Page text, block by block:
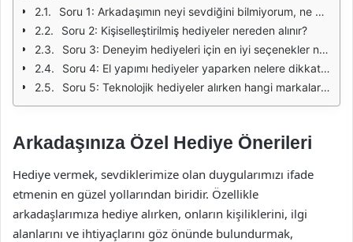
Soru 1: Arkadaşımın neyi sevdiğini bilmiyorum, ne yapmalıyım?
Soru 2: Kişiselleştirilmiş hediyeler nereden alınır?
Soru 3: Deneyim hediyeleri için en iyi seçenekler nelerdir?
Soru 4: El yapımı hediyeler yaparken nelere dikkat etmeliyim?
Soru 5: Teknolojik hediyeler alırken hangi markaları tercih etmeliyim?
Arkadaşınıza Özel Hediye Önerileri
Hediye vermek, sevdiklerimize olan duygularımızı ifade
etmenin en güzel yollarından biridir. Özellikle
arkadaşlarımıza hediye alırken, onların kişiliklerini, ilgi
alanlarını ve ihtiyaçlarını göz önünde bulundurmak,